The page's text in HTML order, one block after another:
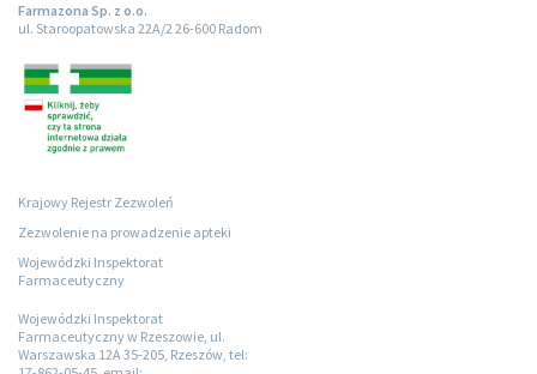
Farmazona Sp. z o.o.
ul. Staroopatowska 22A/2 26-600 Radom
Krajowy Rejestr Zezwoleń
Zezwolenie na prowadzenie apteki
Wojewódzki Inspektorat
Farmaceutyczny
Wojewódzki Inspektorat
Farmaceutyczny w Rzeszowie, ul.
Warszawska 12A 35-205, Rzeszów, tel: